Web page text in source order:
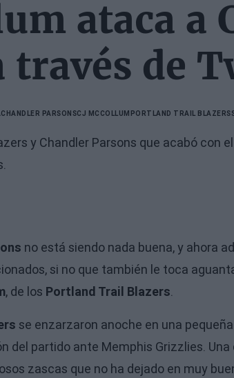
ataca a
través de
CHANDLER PARSONSCJ MCCOLLUM PORTLAND TRAIL BLAZERS
y Chandler Parsons que acabó con
no está siendo nada buena, y ahora
si no que también le toca
, de los Portland Trail Blazers.
se enzarzaron anoche en una
del partido ante Memphis Grizzlies.
zascas que no ha dejado en muy